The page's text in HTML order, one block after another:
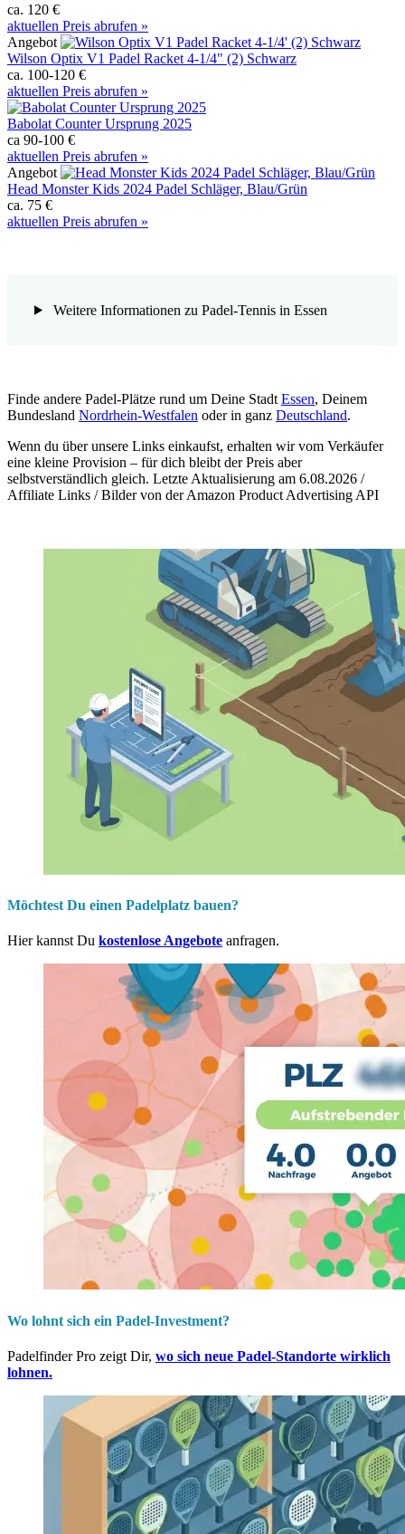
ca. 120 €
aktuellen Preis abrufen »
Angebot
Wilson Optix V1 Padel Racket 4-1/4" (2) Schwarz
ca. 100-120 €
aktuellen Preis abrufen »
Babolat Counter Ursprung 2025
ca 90-100 €
aktuellen Preis abrufen »
Angebot
Head Monster Kids 2024 Padel Schläger, Blau/Grün
ca. 75 €
aktuellen Preis abrufen »
Weitere Informationen zu Padel-Tennis in Essen
Finde andere Padel-Plätze rund um Deine Stadt Essen, Deinem
Bundesland Nordrhein-Westfalen oder in ganz Deutschland.
Wenn du über unsere Links einkaufst, erhalten wir vom Verkäufer
eine kleine Provision – für dich bleibt der Preis aber
selbstverständlich gleich. Letzte Aktualisierung am 6.08.2026 /
Affiliate Links / Bilder von der Amazon Product Advertising API
Möchtest Du einen Padelplatz bauen?
Hier kannst Du kostenlose Angebote anfragen.
Wo lohnt sich ein Padel-Investment?
Padelfinder Pro zeigt Dir, wo sich neue Padel-Standorte wirklich
lohnen.